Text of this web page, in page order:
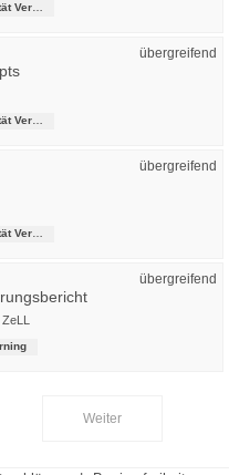
übergreifend
übergreifend
übergreifend
Weiter